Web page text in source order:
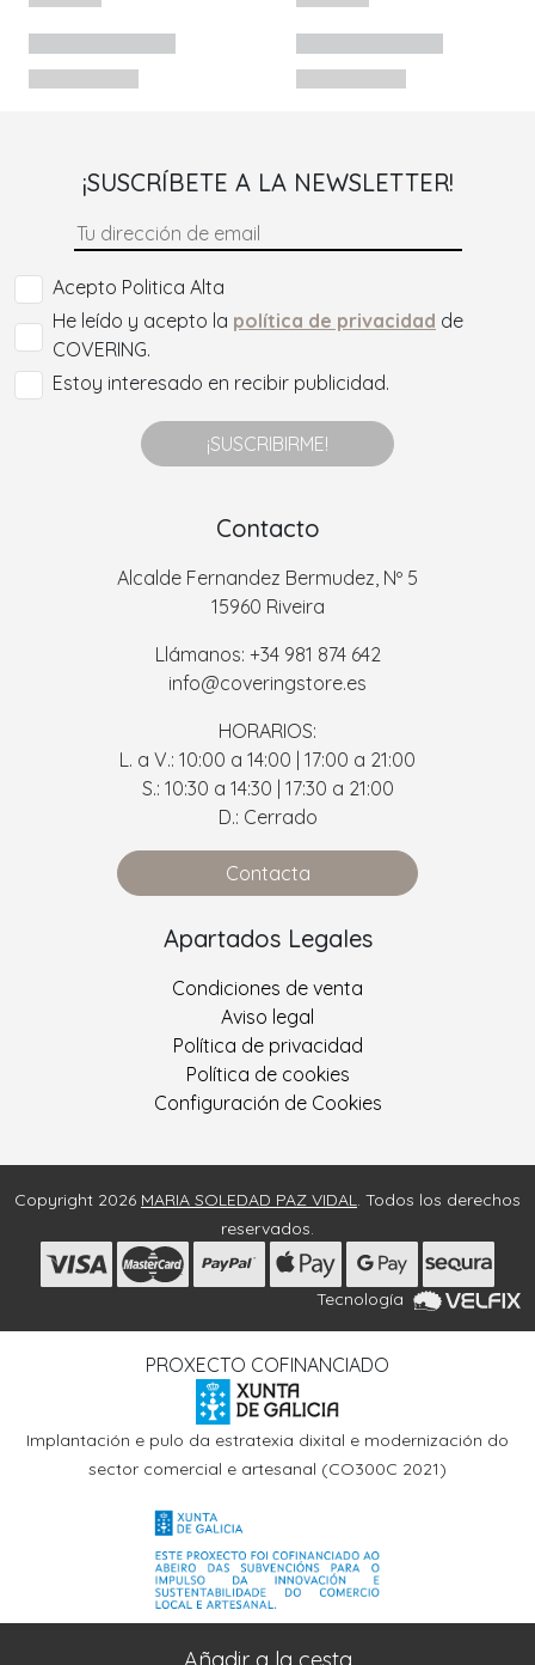
¡SUSCRÍBETE A LA NEWSLETTER!
Acepto Politica Alta
He leído y acepto la política de privacidad de
COVERING.
Estoy interesado en recibir publicidad.
¡SUSCRIBIRME!
Contacto
Alcalde Fernandez Bermudez, Nº 5
15960 Riveira
Llámanos: +34 981 874 642
info@coveringstore.es
HORARIOS:
L. a V.: 10:00 a 14:00 | 17:00 a 21:00
S.: 10:30 a 14:30 | 17:30 a 21:00
D.: Cerrado
Contacta
Apartados Legales
Condiciones de venta
Aviso legal
Política de privacidad
Política de cookies
Configuración de Cookies
Copyright 2026 MARIA SOLEDAD PAZ VIDAL
. Todos los derechos
reservados.
Tecnología
PROXECTO COFINANCIADO
Implantación e pulo da estratexia dixital e modernización do
sector comercial e artesanal (CO300C 2021)